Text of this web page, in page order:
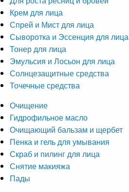
Крем для лица
Спрей и Мист для лица
Сыворотка и Эссенция для лица
Тонер для лица
Эмульсия и Лосьон для лица
Солнцезащитные средства
Точечные средства
Очищение
Гидрофильное масло
Очищающий бальзам и щербет
Пенка и гель для умывания
Скраб и пилинг для лица
Снятие макияжа
Пады